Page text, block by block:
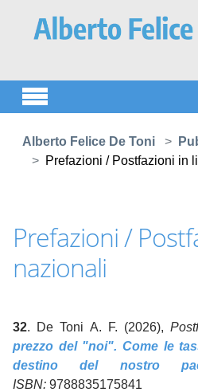
Alberto Felice De Toni
Prefazioni / Postfazioni in
Prefazioni /
nazionali
32. De Toni A. F. (2026),
prezzo del "noi". Come le
destino del nostro
ISBN: 9788835175841